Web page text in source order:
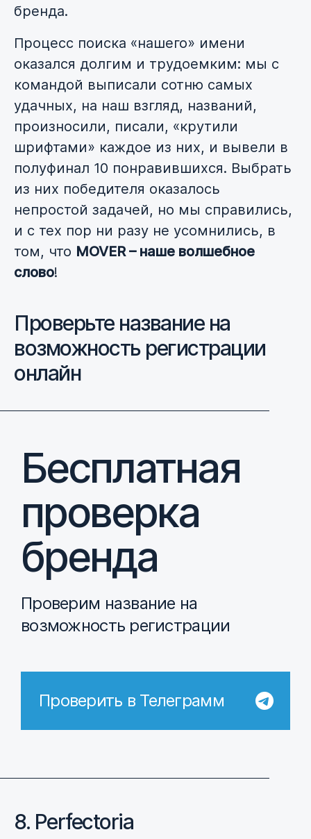
бренда.
Процесс поиска «нашего» имени
оказался долгим и трудоемким: мы с
командой выписали сотню самых
удачных, на наш взгляд, названий,
произносили, писали, «крутили
шрифтами» каждое из них, и вывели в
полуфинал 10 понравившихся. Выбрать
из них победителя оказалось
непростой задачей, но мы справились,
и с тех пор ни разу не усомнились, в
том, что MOVER – наше волшебное
слово!
Проверьте название на
возможность регистрации
онлайн
Бесплатная
проверка
бренда
Проверим название на
возможность регистрации
Проверить в Телеграмм
8. Perfectoria